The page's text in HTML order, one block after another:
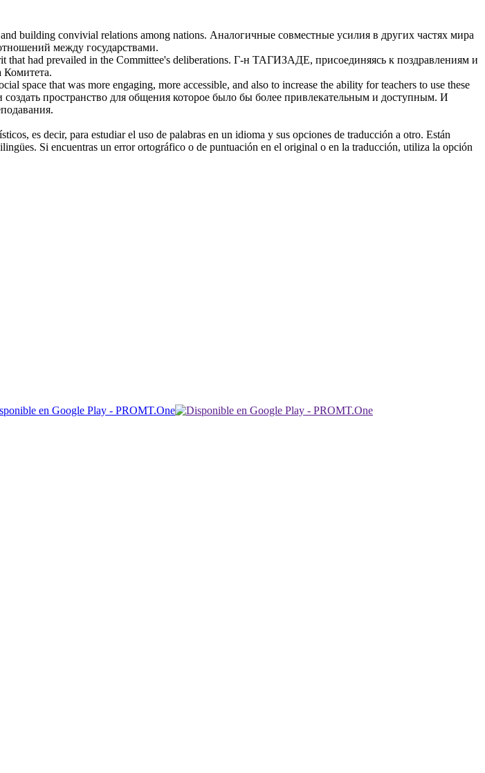
building convivial relations among nations. Аналогичные совместные усилия в других частях мира
между государствами.
that had prevailed in the Committee's deliberations. Г-н ТАГИЗАДЕ, присоединяясь к поздравлениям и
Комитета.
space that was more engaging, more accessible, and also to increase the ability for teachers to use these
пространство для общения которое было бы более привлекательным и доступным. И
es decir, para estudiar el uso de palabras en un idioma y sus opciones de traducción a otro. Están
Si encuentras un error ortográfico o de puntuación en el original o en la traducción, utiliza la opción